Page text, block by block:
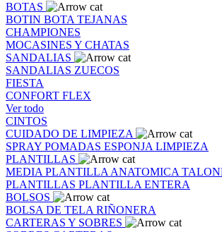
BOTAS
BOTIN BOTA TEJANAS
CHAMPIONES
MOCASINES Y CHATAS
SANDALIAS
SANDALIAS ZUECOS
FIESTA
CONFORT FLEX
Ver todo
CINTOS
CUIDADO DE LIMPIEZA
SPRAY POMADAS ESPONJA LIMPIEZA
PLANTILLAS
MEDIA PLANTILLA ANATOMICA
PLANTILLAS PLANTILLA ENTERA
BOLSOS
BOLSA DE TELA RIÑONERA
CARTERAS Y SOBRES